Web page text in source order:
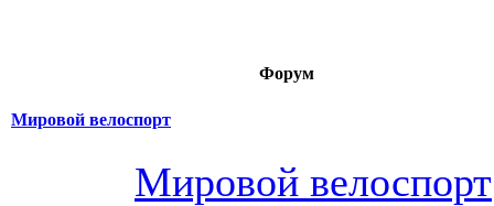
Форум
Мировой велоспорт
Мировой велоспорт